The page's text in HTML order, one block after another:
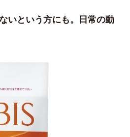
いという方にも。日常の動